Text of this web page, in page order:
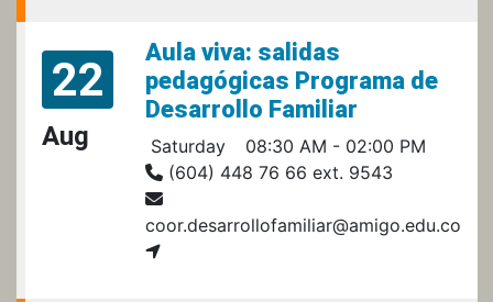
22
Aug
Aula viva: salidas
pedagógicas Programa de
Desarrollo Familiar
Saturday
08:30 AM - 02:00 PM
(604) 448 76 66 ext. 9543
coor.desarrollofamiliar@amigo.edu.co